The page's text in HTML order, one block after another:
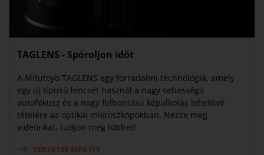
TAGLENS - Spóroljon időt
A Mitutoyo TAGLENS egy forradalmi technológia, amely
egy új típusú lencsét használ a nagy sebességű
autofókusz és a nagy felbontású képalkotás lehetővé
tételére az optikai mikroszkópokban. Nézze meg
videónkat, tudjon meg többet!
TEKINTSE MEG ITT